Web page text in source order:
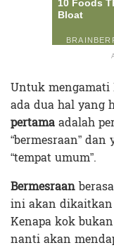
Untuk mengamati
ada dua hal yang
pertamaadalah
“bermesraan” dan
“tempat umum”.
Bermesraan
ini akan
Kenapa kok
nanti akan